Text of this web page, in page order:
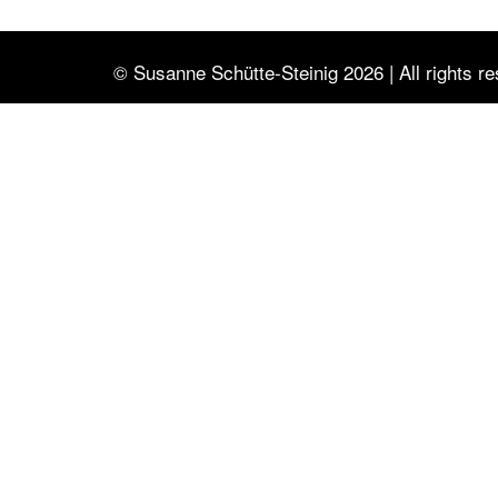
© Susanne Schütte-Steinig 2026 | All rights